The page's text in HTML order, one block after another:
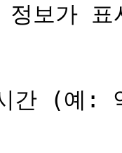
보가 표
간 (예: